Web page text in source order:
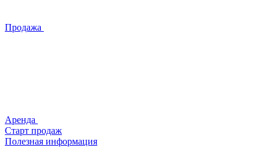
Продажа
Аренда
Старт продаж
Полезная информация